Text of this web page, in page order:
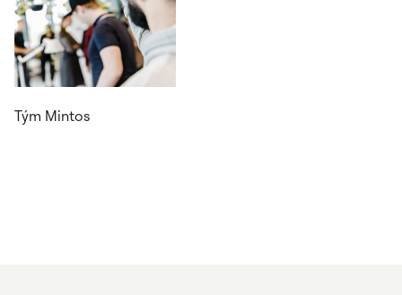
Tým Mintos